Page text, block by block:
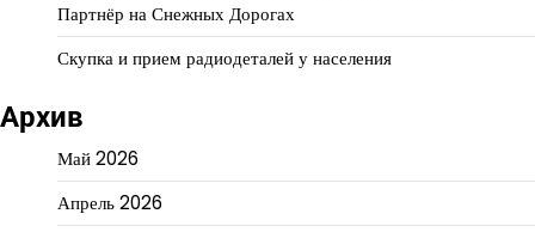
Партнёр на Снежных Дорогах
Скупка и прием радиодеталей у населения
Архив
Май 2026
Апрель 2026